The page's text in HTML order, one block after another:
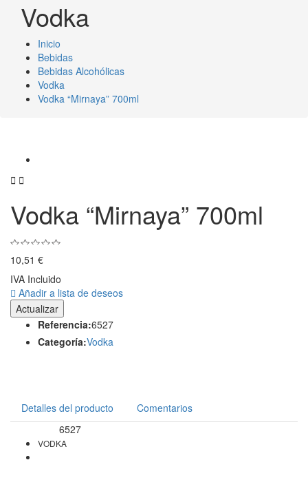
Vodka
Inicio
Bebidas
Bebidas Alcohólicas
Vodka
Vodka “Mirnaya” 700ml
 
Vodka “Mirnaya” 700ml
10,51 €
IVA Incluido
Añadir a lista de deseos
Referencia:6527
Categoría:Vodka
Detalles del producto Comentarios
6527
VODKA